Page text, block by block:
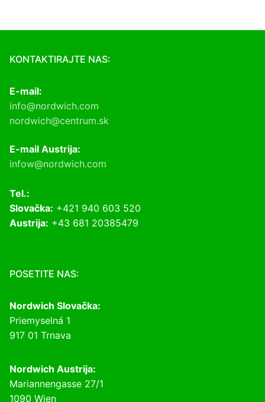
KONTAKTIRAJTE NAS:
E-mail:
info@nordwich.com
nordwich@centrum.sk
E-mail Austrija:
infow@nordwich.com
Tel.:
Slovačka: +421 940 603 520
Austrija: +43 681 20385479
POSETITE NAS:
Nordwich Slovačka:
Priemyselná 1
917 01 Trnava
Nordwich Austrija:
Mariannengasse 27/1
1090 Wien